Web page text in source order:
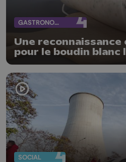
GASTRONOMIE
Une reconnaissance
pour le boudin blanc
SOCIAL